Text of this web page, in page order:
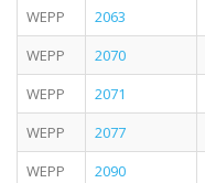
WEPP
2063
WEPP
2070
WEPP
2071
WEPP
2077
WEPP
2090